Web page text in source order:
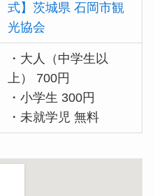
式】茨城県 石岡市観
光協会
・大人（中学生以
上） 700円
・小学生 300円
・未就学児 無料